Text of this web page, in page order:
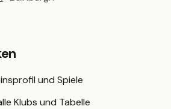
und Spiele
Klubs und Tabelle